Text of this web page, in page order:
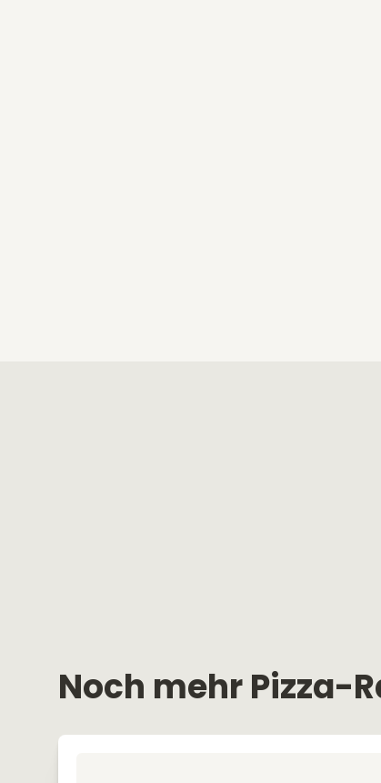
Noch mehr Pizza-